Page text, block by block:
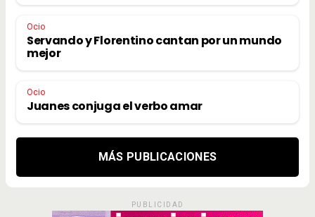
Ocio
Servando y Florentino cantan por un mundo
mejor
Ocio
Juanes conjuga el verbo amar
MÁS PUBLICACIONES
PUBLICIDAD